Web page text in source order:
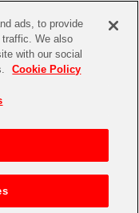
ads, to provide
We also
with our social
Cookie Policy